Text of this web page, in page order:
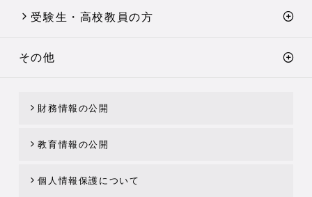
受験生・高校教員の方
その他
財務情報の公開
教育情報の公開
個人情報保護について